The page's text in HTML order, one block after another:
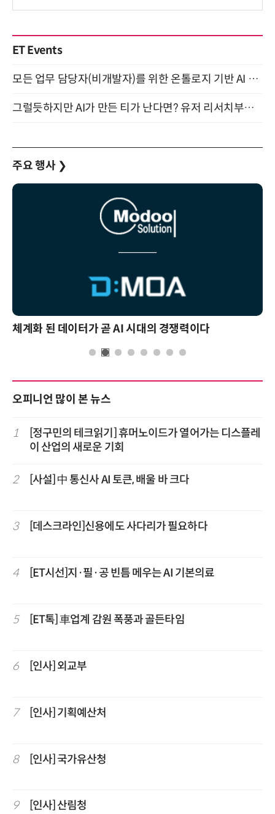
ET Events
모든 업무 담당자(비개발자)를 위한 온톨로지 기반 AI 지식체계 설계 1-day 워크숍 8월 20일 개최
그럴듯하지만 AI가 만든 티가 난다면? 유저 리서치부터 배포까지! (9/15)
주요 행사 ❯
체계화 된 데이터가 곧 AI 시대의 경쟁력이다
오피니언 많이 본 뉴스
1
[정구민의 테크읽기] 휴머노이드가 열어가는 디스플레
이 산업의 새로운 기회
2 [사설] 中 통신사 AI 토큰, 배울 바 크다
3 [데스크라인]신용에도 사다리가 필요하다
4 [ET시선]지·필·공 빈틈 메우는 AI 기본의료
5 [ET톡] 車업계 감원 폭풍과 골든타임
6 [인사] 외교부
7 [인사] 기획예산처
8 [인사] 국가유산청
9 [인사] 산림청